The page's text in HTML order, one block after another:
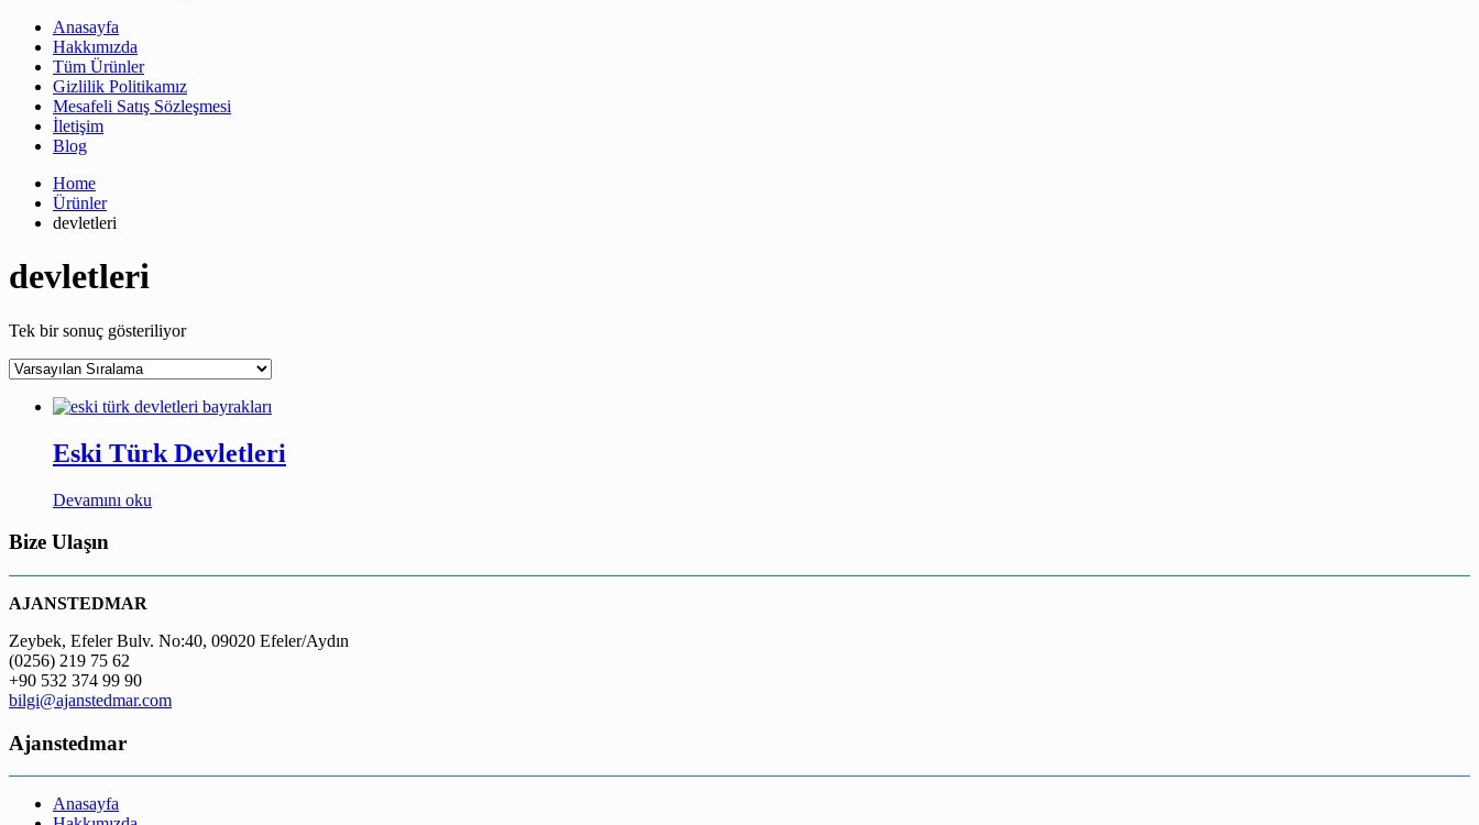
Anasayfa
Hakkımızda
Tüm Ürünler
Gizlilik Politikamız
Mesafeli Satış Sözleşmesi
İletişim
Blog
Home
Ürünler
devletleri
devletleri
Tek bir sonuç gösteriliyor
Eski Türk Devletleri
Devamını oku
Bize Ulaşın
AJANSTEDMAR
Zeybek, Efeler Bulv. No:40, 09020 Efeler/Aydın
(0256) 219 75 62
+90 532 374 99 90
bilgi@ajanstedmar.com
Ajanstedmar
Anasayfa